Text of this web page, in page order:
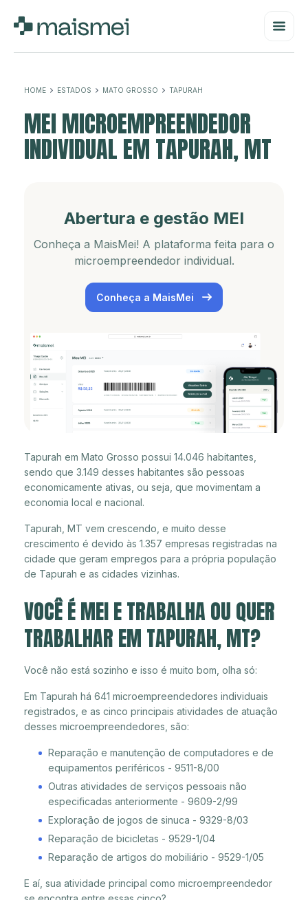
HOME ESTADOS MATO GROSSO TAPURAH
MEI MICROEMPREENDEDOR
INDIVIDUAL EM TAPURAH, MT
Abertura e gestão MEI
Conheça a MaisMei! A plataforma feita para o
microempreendedor individual.
Conheça a MaisMei
Tapurah em Mato Grosso possui 14.046 habitantes,
sendo que 3.149 desses habitantes são pessoas
economicamente ativas, ou seja, que movimentam a
economia local e nacional.
Tapurah, MT vem crescendo, e muito desse
crescimento é devido às 1.357 empresas registradas na
cidade que geram empregos para a própria população
de Tapurah e as cidades vizinhas.
VOCÊ É MEI E TRABALHA OU QUER
TRABALHAR EM TAPURAH, MT?
Você não está sozinho e isso é muito bom, olha só:
Em Tapurah há 641 microempreendedores individuais
registrados, e as cinco principais atividades de atuação
desses microempreendedores, são:
Reparação e manutenção de computadores e de
equipamentos periféricos - 9511-8/00
Outras atividades de serviços pessoais não
especificadas anteriormente - 9609-2/99
Exploração de jogos de sinuca - 9329-8/03
Reparação de bicicletas - 9529-1/04
Reparação de artigos do mobiliário - 9529-1/05
E aí, sua atividade principal como microempreendedor